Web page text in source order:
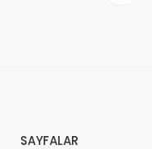
SAYFALAR